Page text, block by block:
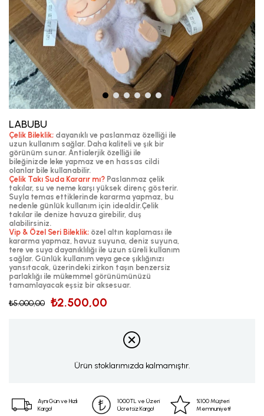
LABUBU
Çelik Bileklik; dayanıklı ve paslanmaz özelliği ile
uzun kullanım sağlar. Daha kaliteli ve şık bir
görünüm sunar. Antialerjik özelliği ile
bileğinizde leke yapmaz ve en hassas cildi
olanlar bile kullanabilir.
Çelik Takı Suda Kararır mı? Paslanmaz çelik
takılar, su ve neme karşı yüksek direnç gösterir.
Suyla temas ettiklerinde kararma yapmaz, bu
nedenle günlük kullanım için idealdir.Çelik
takılar ile denize havuza girebilir, duş
alabilirsiniz.
Vip & Özel Seri Bileklik; özel altın kaplaması ile
kararma yapmaz, havuz suyuna, deniz suyuna,
tere ve suya dayanıklılığı ile uzun süreli kullanım
sağlar. Günlük kullanım veya gece şıklığınızı
yansıtacak, üzerindeki zirkon taşın benzersiz
parlaklığı ile mükemmel görünümünüzü
tamamlayacak eşsiz bir aksesuar.
₺5.000,00 ₺2.500,00
Ürün stoklarımızda kalmamıştır.
Aynı Gün ve Hızlı
Kargo!
1000TL ve Üzeri
Ücretsiz Kargo!
%100 Müşteri
Memnuniyeti!